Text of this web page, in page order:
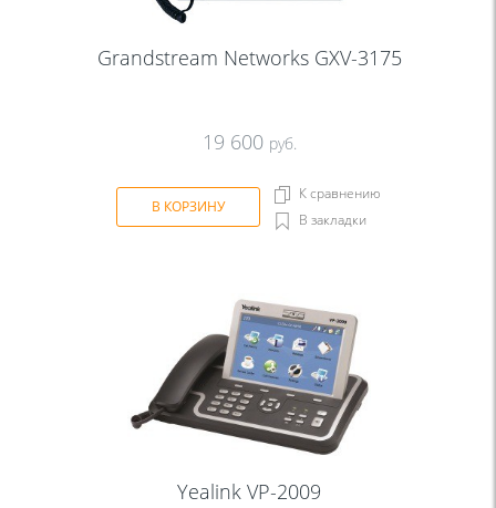
Grandstream Networks GXV-3175
19 600 руб.
В КОРЗИНУ
К сравнению
В закладки
Yealink VP-2009